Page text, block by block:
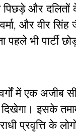
पिछड़े और
और वीर सिंह
पहले भी
में एक अजीब
इसके
प्रवृत्ति के